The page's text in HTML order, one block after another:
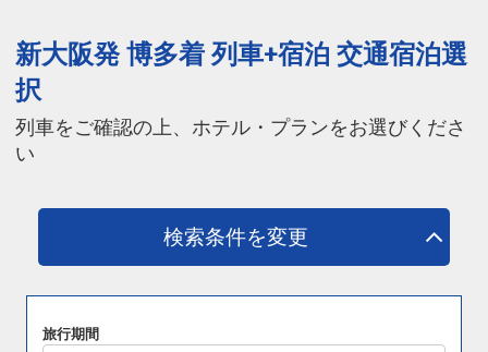
新大阪発 博多着 列車+宿泊 交通宿泊選
択
列車をご確認の上、ホテル・プランをお選びくださ
い
検索条件を変更
旅行期間